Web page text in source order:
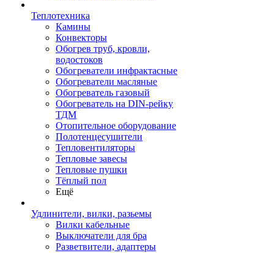
Теплотехника
Камины
Конвекторы
Обогрев труб, кровли,
водостоков
Обогреватели инфрактасные
Обогреватели масляные
Обогреватель газовый
Обогреватель на DIN-рейку
ТДМ
Отопительное оборудование
Полотенцесушители
Тепловентиляторы
Тепловые завесы
Тепловые пушки
Тёплый пол
Ещё
Удлинители, вилки, разьемы
Вилки кабельные
Выключатели для бра
Разветвители, адаптеры